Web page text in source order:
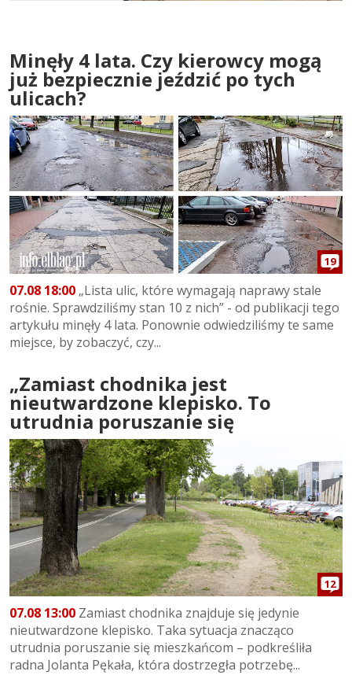
Minęły 4 lata. Czy kierowcy mogą
już bezpiecznie jeździć po tych
ulicach?
19
07.08 18:00 „Lista ulic, które wymagają naprawy stale
rośnie. Sprawdziliśmy stan 10 z nich” - od publikacji tego
artykułu minęły 4 lata. Ponownie odwiedziliśmy te same
miejsce, by zobaczyć, czy...
„Zamiast chodnika jest
nieutwardzone klepisko. To
utrudnia poruszanie się
12
07.08 13:00 Zamiast chodnika znajduje się jedynie
nieutwardzone klepisko. Taka sytuacja znacząco
utrudnia poruszanie się mieszkańcom – podkreśliła
radna Jolanta Pękała, która dostrzegła potrzebę...